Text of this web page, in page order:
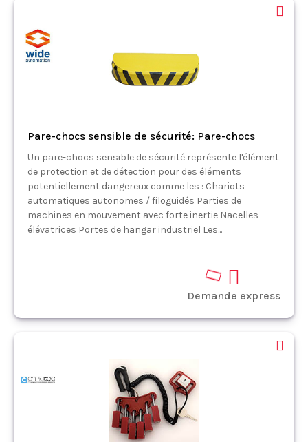
Pare-chocs sensible de sécurité: Pare-chocs
Un pare-chocs sensible de sécurité représente l'élément
de protection et de détection pour des éléments
potentiellement dangereux comme les : Chariots
automatiques autonomes / filoguidés Parties de
machines en mouvement avec forte inertie Nacelles
élévatrices Portes de hangar industriel Les...
Demande express